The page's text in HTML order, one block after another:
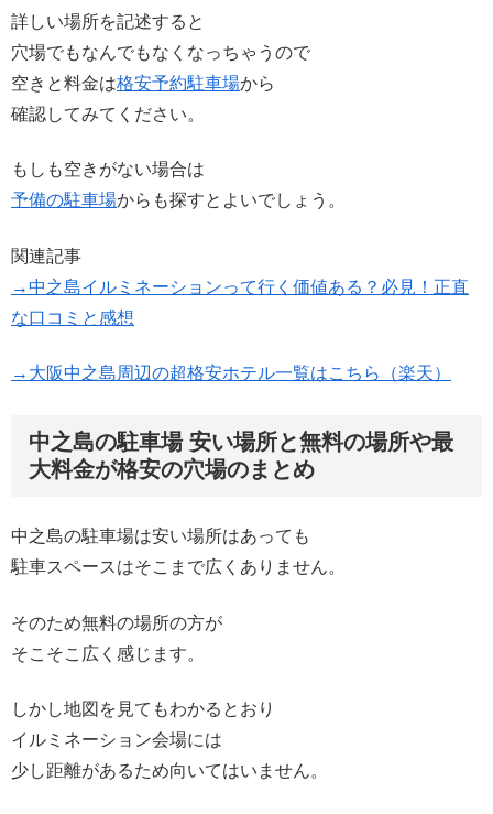
詳しい場所を記述すると
穴場でもなんでもなくなっちゃうので
空きと料金は格安予約駐車場から
確認してみてください。
もしも空きがない場合は
予備の駐車場からも探すとよいでしょう。
関連記事
→中之島イルミネーションって行く価値ある？必見！正直
な口コミと感想
→大阪中之島周辺の超格安ホテル一覧はこちら（楽天）
中之島の駐車場 安い場所と無料の場所や最
大料金が格安の穴場のまとめ
中之島の駐車場は安い場所はあっても
駐車スペースはそこまで広くありません。
そのため無料の場所の方が
そこそこ広く感じます。
しかし地図を見てもわかるとおり
イルミネーション会場には
少し距離があるため向いてはいません。